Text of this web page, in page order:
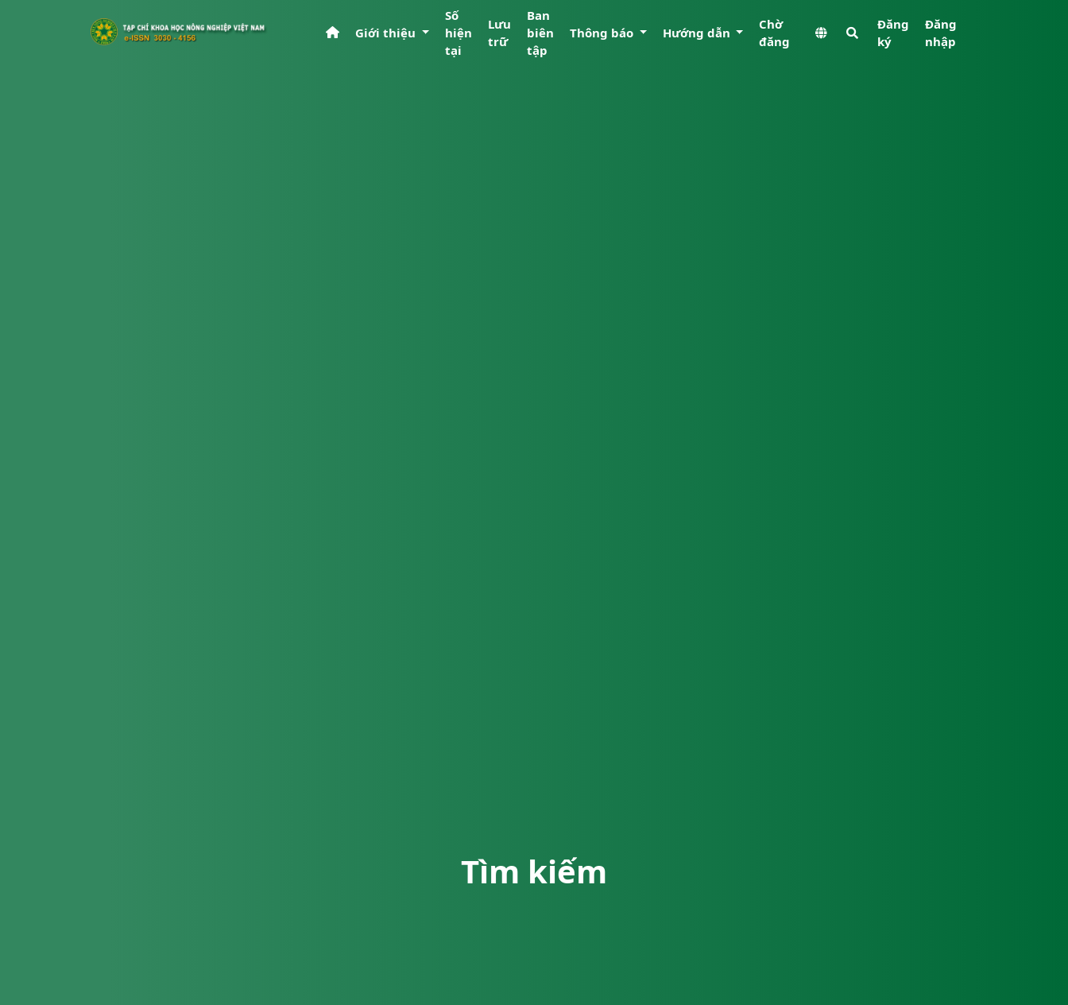
Giới thiệu
Số
hiện
tại
Lưu
trữ
Ban
biên
tập
Thông báo Hướng dẫn
Chờ
đăng
Đăng
ký
Đăng
nhập
Tìm kiếm